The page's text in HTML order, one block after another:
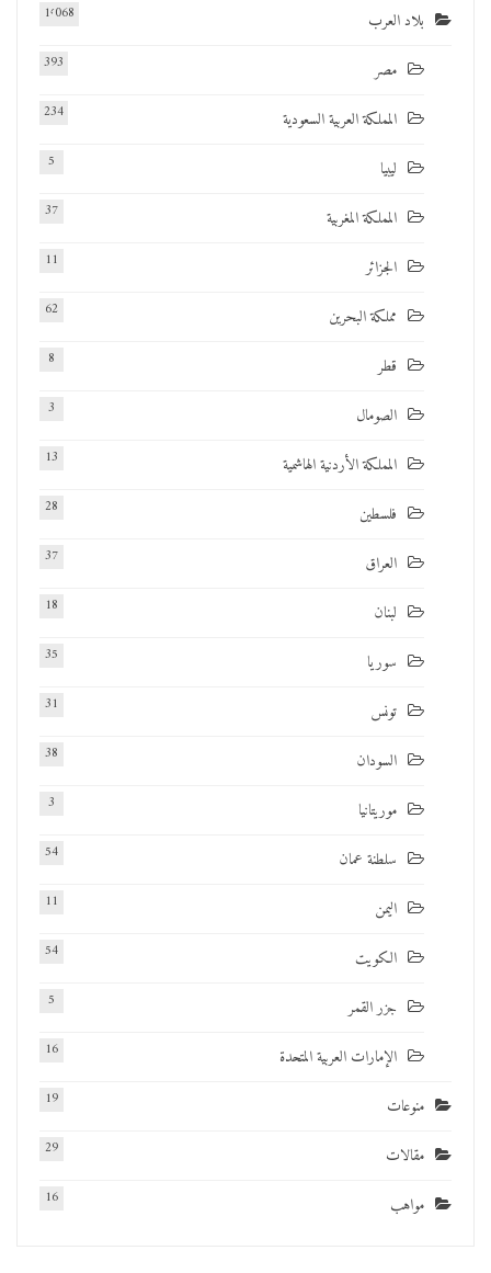
بلاد العرب 1٬068
مصر 393
المملكة العربية السعودية 234
ليبيا 5
المملكة المغربية 37
الجزائر 11
مملكة البحرين 62
قطر 8
الصومال 3
المملكة الأردنية الهاشمية 13
فلسطين 28
العراق 37
لبنان 18
سوريا 35
تونس 31
السودان 38
موريتانيا 3
سلطنة عمان 54
اليمن 11
الكويت 54
جزر القمر 5
الإمارات العربية المتحدة 16
منوعات 19
مقالات 29
مواهب 16